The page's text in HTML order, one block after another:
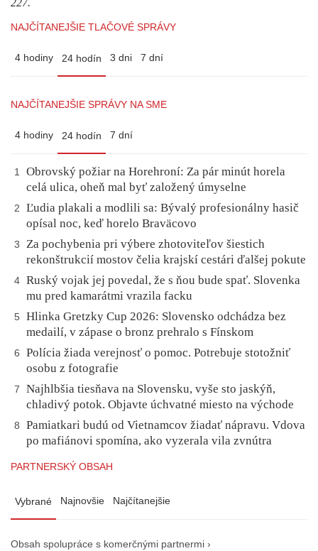
227.
NAJČÍTANEJŠIE TLAČOVÉ SPRÁVY
4 hodiny 24 hodín 3 dni 7 dní
NAJČÍTANEJŠIE SPRÁVY NA SME
4 hodiny 24 hodín 7 dní
1
Obrovský požiar na Horehroní: Za pár minút horela
celá ulica, oheň mal byť založený úmyselne
2
Ľudia plakali a modlili sa: Bývalý profesionálny hasič
opísal noc, keď horelo Braväcovo
3
Za pochybenia pri výbere zhotoviteľov šiestich
rekonštrukcií mostov čelia krajskí cestári ďalšej pokute
4 Ruský vojak jej povedal, že s ňou bude spať. Slovenka
mu pred kamarátmi vrazila facku
5
Hlinka Gretzky Cup 2026: Slovensko odchádza bez
medailí, v zápase o bronz prehralo s Fínskom
6
Polícia žiada verejnosť o pomoc. Potrebuje stotožniť
osobu z fotografie
7
Najhlbšia tiesňava na Slovensku, vyše sto jaskýň,
chladivý potok. Objavte úchvatné miesto na východe
8
Pamiatkari budú od Vietnamcov žiadať nápravu. Vdova
po mafiánovi spomína, ako vyzerala vila zvnútra
PARTNERSKÝ OBSAH
Vybrané Najnovšie Najčítanejšie
Obsah spolupráce s komerčnými partnermi ›